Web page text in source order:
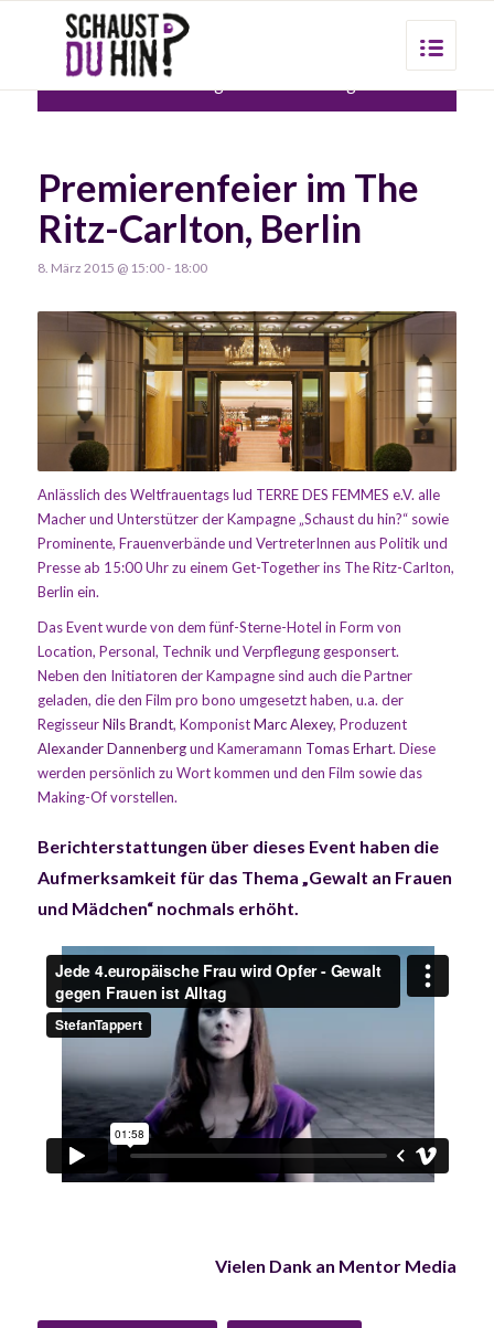
Diese veranstaltung hat bereits stattgefunden.
Premierenfeier im The
Ritz-Carlton, Berlin
8. März 2015 @ 15:00- 18:00
Anlässlich des Weltfrauentags lud TERRE DES FEMMES e.V. alle
Macher und Unterstützer der Kampagne „Schaust du hin?“ sowie
Prominente, Frauenverbände und VertreterInnen aus Politik und
Presse ab 15:00 Uhr zu einem Get-Together ins The Ritz-Carlton,
Berlin ein.
Das Event wurde von dem fünf-Sterne-Hotel in Form von
Location, Personal, Technik und Verpflegung gesponsert.
Neben den Initiatoren der Kampagne sind auch die Partner
geladen, die den Film pro bono umgesetzt haben, u.a. der
RegisseurNils Brandt, KomponistMarc Alexey, Produzent
Alexander Dannenbergund Kameramann Tomas Erhart. Diese
werden persönlich zu Wort kommen und den Film sowie das
Making-Of vorstellen.
Berichterstattungen über dieses Event haben die
Aufmerksamkeit für das Thema „Gewalt an Frauen
und Mädchen“ nochmals erhöht.
Vielen Dank an Mentor Media